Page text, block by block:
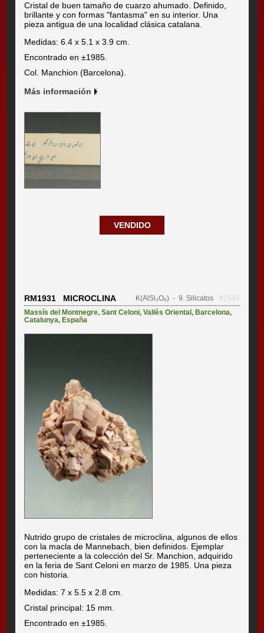
Cristal de buen tamaño de cuarzo ahumado. Definido,
brillante y con formas "fantasma" en su interior. Una
pieza antigua de una localidad clásica catalana.
Medidas: 6.4 x 5.1 x 3.9 cm.
Encontrado en ±1985.
Col. Manchion (Barcelona).
Más información
VENDIDO
RM1931 MICROCLINA K(AlSi₃O₈)- 9. Silicatos
#1545
Massís del Montnegre,Sant Celoni,Vallès Oriental, Barcelona,
Catalunya, España
Nutrido grupo de cristales de microclina, algunos de ellos
con la macla de Mannebach, bien definidos. Ejemplar
perteneciente a la colección del Sr. Manchion, adquirido
en la feria de Sant Celoni en marzo de 1985. Una pieza
con historia.
Medidas: 7 x 5.5 x 2.8 cm.
Cristal principal: 15 mm.
Encontrado en ±1985.